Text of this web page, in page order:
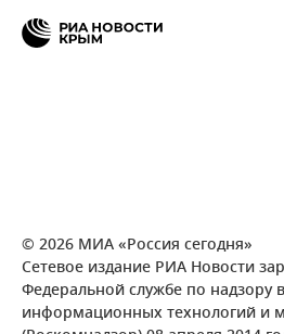
© 2026 МИА «Россия сегодня»
Сетевое издание РИА Новости
Федеральной службе по надзору
информационных технологий и